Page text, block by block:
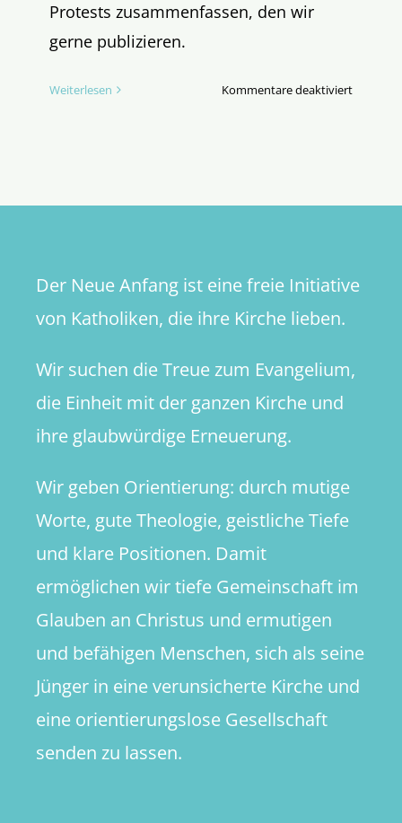
Protests zusammenfassen, den wir
gerne publizieren.
Weiterlesen Kommentare deaktiviertfür
Der Neue Anfang ist eine freie Initiative
von Katholiken, die ihre Kirche lieben.
Wir suchen die Treue zum Evangelium,
die Einheit mit der ganzen Kirche und
ihre glaubwürdige Erneuerung.
Wir geben Orientierung: durch mutige
Worte, gute Theologie, geistliche Tiefe
und klare Positionen. Damit
ermöglichen wir tiefe Gemeinschaft im
Glauben an Christus und ermutigen
und befähigen Menschen, sich als seine
Jünger in eine verunsicherte Kirche und
eine orientierungslose Gesellschaft
senden zu lassen.